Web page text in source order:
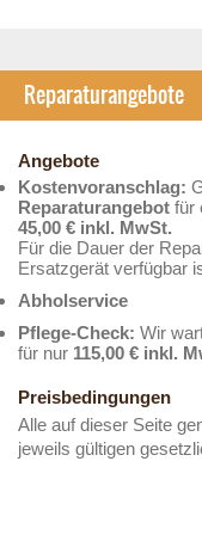
Reparaturangebote
Angebote
Kostenvoranschlag:
Reparaturangebot für
45,00 € inkl. MwSt.
Für die Dauer der
Ersatzgerät verfügbar
Abholservice
Pflege-Check: Wir
für nur 115,00 € inkl.
Preisbedingungen
Alle auf dieser Seite
jeweils gültigen